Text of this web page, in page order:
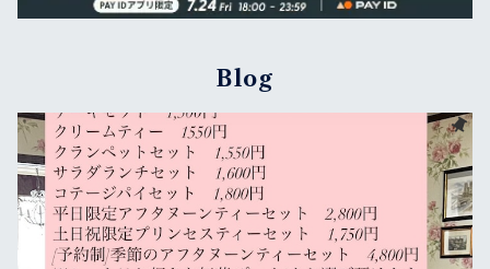
その他の紅茶
ノンカフェインハーブティー
Blog